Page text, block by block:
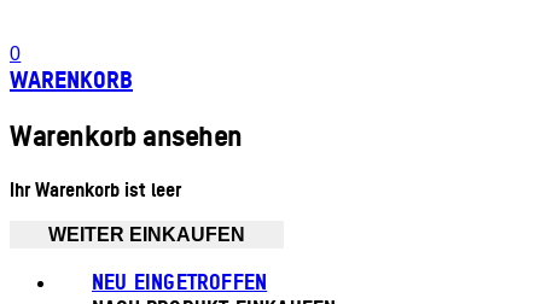
0
WARENKORB
Warenkorb ansehen
Ihr Warenkorb ist leer
WEITER EINKAUFEN
NEU EINGETROFFEN